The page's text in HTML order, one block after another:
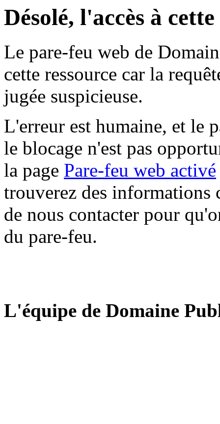
Désolé, l'accès à
Le pare-feu web de
cette ressource car la
jugée suspicieuse.
L'erreur est humaine, et le
le blocage n'est pas
la page Pare-feu web activé
trouverez des informations
de nous contacter pour
du pare-feu.
L'équipe de Domaine